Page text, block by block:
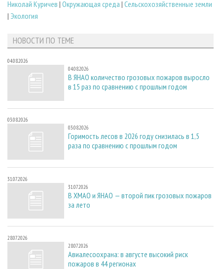
Николай Куричев | Окружающая среда | Сельскохозяйственные земли
| Экология
НОВОСТИ ПО ТЕМЕ
04.08.2026
04.08.2026
В ЯНАО количество грозовых пожаров выросло
в 15 раз по сравнению с прошлым годом
03.08.2026
03.08.2026
Горимость лесов в 2026 году снизилась в 1,5
раза по сравнению с прошлым годом
31.07.2026
31.07.2026
В ХМАО и ЯНАО — второй пик грозовых пожаров
за лето
28.07.2026
28.07.2026
Авиалесоохрана: в августе высокий риск
пожаров в 44 регионах